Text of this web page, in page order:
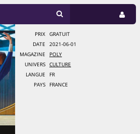
PRIX
GRATUIT
DATE
2021-06-01
MAGAZINE
POLY
UNIVERS
CULTURE
LANGUE
FR
PAYS
FRANCE